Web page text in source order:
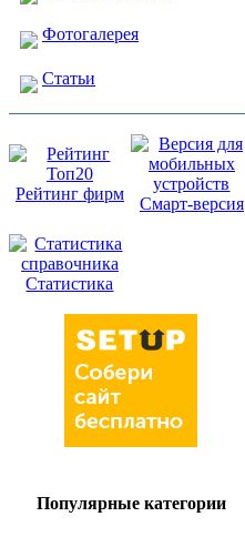
Фотогалерея
Статьи
Рейтинг фирм
Смарт-версия
Статистика
Популярные категории